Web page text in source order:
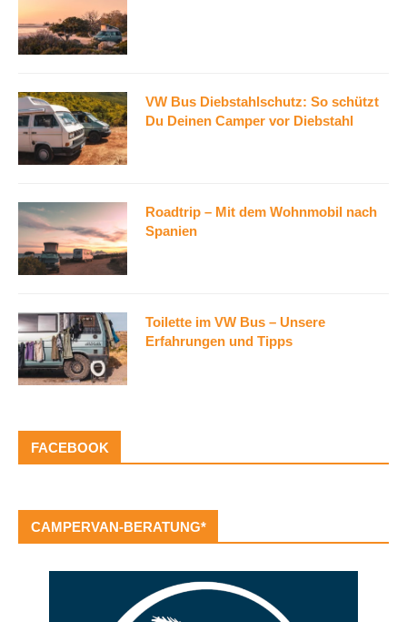
VW Bus Diebstahlschutz: So schützt
Du Deinen Camper vor Diebstahl
Roadtrip – Mit dem Wohnmobil nach
Spanien
Toilette im VW Bus – Unsere
Erfahrungen und Tipps
FACEBOOK
CAMPERVAN-BERATUNG*